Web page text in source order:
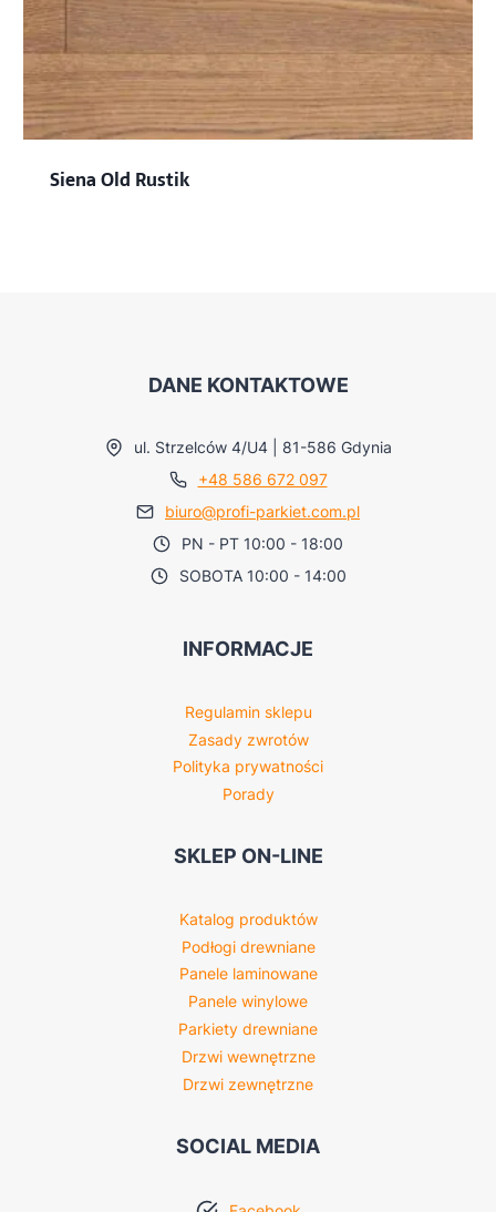
Siena Old Rustik
DANE KONTAKTOWE
ul. Strzelców 4/U4 | 81-586 Gdynia
+48 586 672 097
biuro@profi-parkiet.com.pl
PN - PT 10:00 - 18:00
SOBOTA 10:00 - 14:00
INFORMACJE
Regulamin sklepu
Zasady zwrotów
Polityka prywatności
Porady
SKLEP ON-LINE
Katalog produktów
Podłogi drewniane
Panele laminowane
Panele winylowe
Parkiety drewniane
Drzwi wewnętrzne
Drzwi zewnętrzne
SOCIAL MEDIA